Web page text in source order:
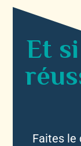
Et
Faites le